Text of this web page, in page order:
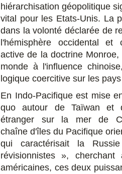
hiérarchisation géopolitique
vital pour les Etats-Unis. La
dans la volonté déclarée de
l'hémisphère occidental et
active de la doctrine
monde à l'influence
logique coercitive sur les
En Indo-Pacifique est mise
quo autour de Taïwan et
étranger sur la mer de
chaîne d'îles du Pacifique
qui caractérisait la
révisionnistes »,
américaines, ces deux